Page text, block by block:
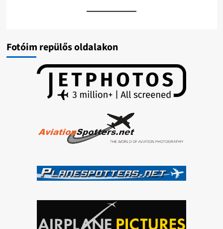
Fotóim repülős oldalakon